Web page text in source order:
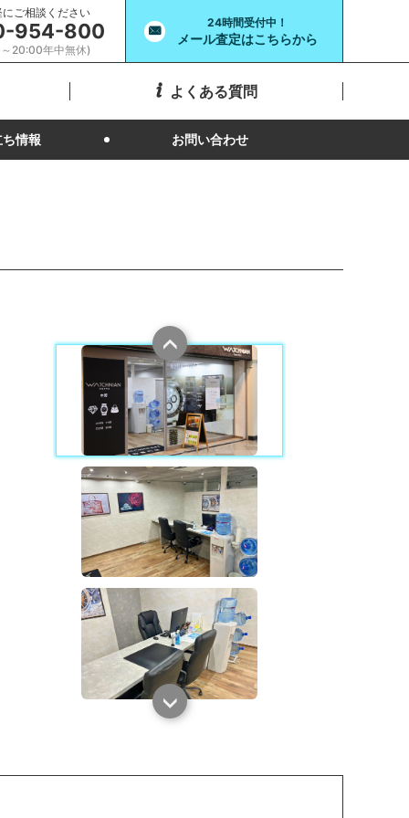
にご相談ください
954-800
20:00年中無休)
24時間受付中！
メール査定はこちらから
よくある質問
情報 お問い合わせ